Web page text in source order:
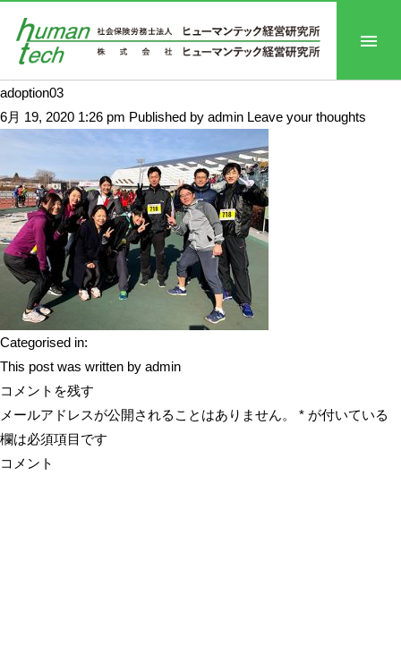
adoption03
6月 19, 2020 1:26 pm Published by admin Leave your thoughts
Categorised in:
This post was written by admin
コメントを残す
メールアドレスが公開されることはありません。
* が付いている
欄は必須項目です
コメント